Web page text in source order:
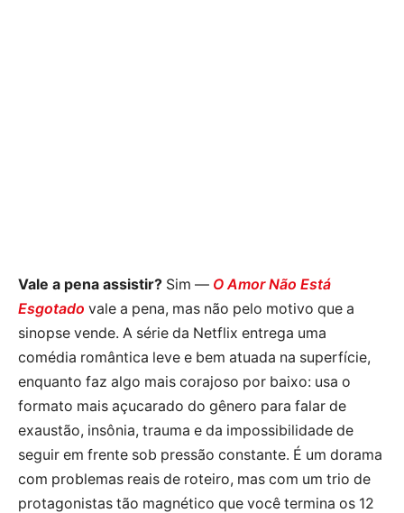
Vale a pena assistir? Sim — O Amor Não Está
Esgotado vale a pena, mas não pelo motivo que a
sinopse vende. A série da Netflix entrega uma
comédia romântica leve e bem atuada na superfície,
enquanto faz algo mais corajoso por baixo: usa o
formato mais açucarado do gênero para falar de
exaustão, insônia, trauma e da impossibilidade de
seguir em frente sob pressão constante. É um dorama
com problemas reais de roteiro, mas com um trio de
protagonistas tão magnético que você termina os 12